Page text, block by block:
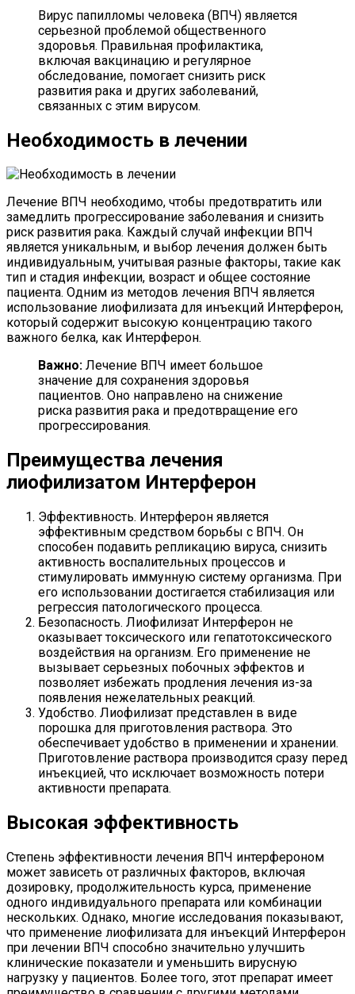
Вирус папилломы человека (ВПЧ) является
серьезной проблемой общественного
здоровья. Правильная профилактика,
включая вакцинацию и регулярное
обследование, помогает снизить риск
развития рака и других заболеваний,
связанных с этим вирусом.
Необходимость в лечении
Лечение ВПЧ необходимо, чтобы предотвратить или
замедлить прогрессирование заболевания и снизить
риск развития рака. Каждый случай инфекции ВПЧ
является уникальным, и выбор лечения должен быть
индивидуальным, учитывая разные факторы, такие как
тип и стадия инфекции, возраст и общее состояние
пациента. Одним из методов лечения ВПЧ является
использование лиофилизата для инъекций Интерферон,
который содержит высокую концентрацию такого
важного белка, как Интерферон.
Важно: Лечение ВПЧ имеет большое
значение для сохранения здоровья
пациентов. Оно направлено на снижение
риска развития рака и предотвращение его
прогрессирования.
Преимущества лечения
лиофилизатом Интерферон
Эффективность. Интерферон является
эффективным средством борьбы с ВПЧ. Он
способен подавить репликацию вируса, снизить
активность воспалительных процессов и
стимулировать иммунную систему организма. При
его использовании достигается стабилизация или
регрессия патологического процесса.
Безопасность. Лиофилизат Интерферон не
оказывает токсического или гепатотоксического
воздействия на организм. Его применение не
вызывает серьезных побочных эффектов и
позволяет избежать продления лечения из-за
появления нежелательных реакций.
Удобство. Лиофилизат представлен в виде
порошка для приготовления раствора. Это
обеспечивает удобство в применении и хранении.
Приготовление раствора производится сразу перед
инъекцией, что исключает возможность потери
активности препарата.
Высокая эффективность
Степень эффективности лечения ВПЧ интерфероном
может зависеть от различных факторов, включая
дозировку, продолжительность курса, применение
одного индивидуального препарата или комбинации
нескольких. Однако, многие исследования показывают,
что применение лиофилизата для инъекций Интерферон
при лечении ВПЧ способно значительно улучшить
клинические показатели и уменьшить вирусную
нагрузку у пациентов. Более того, этот препарат имеет